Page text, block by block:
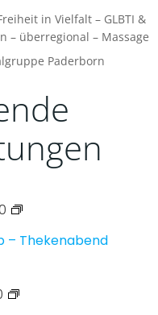
in Vielfalt – GLBTI &
– überregional – Massage
Paderborn
– Thekenabend